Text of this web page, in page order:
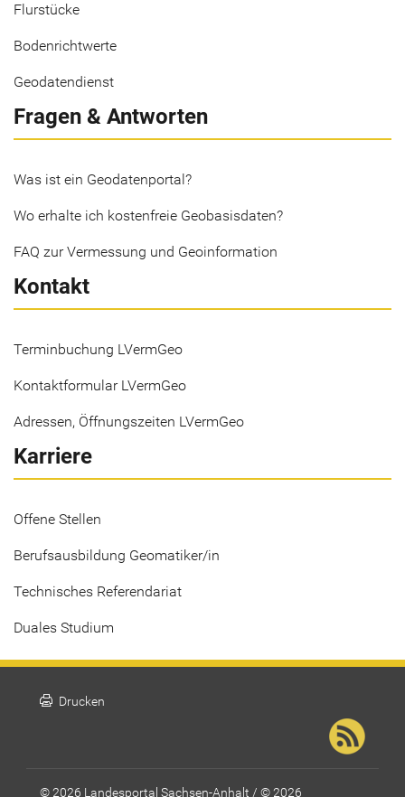
Flurstücke
Bodenrichtwerte
Geodatendienst
Fragen & Antworten
Was ist ein Geodatenportal?
Wo erhalte ich kostenfreie Geobasisdaten?
FAQ zur Vermessung und Geoinformation
Kontakt
Terminbuchung LVermGeo
Kontaktformular LVermGeo
Adressen, Öffnungszeiten LVermGeo
Karriere
Offene Stellen
Berufsausbildung Geomatiker/in
Technisches Referendariat
Duales Studium
print Drucken
© 2026 Landesportal Sachsen-Anhalt / © 2026